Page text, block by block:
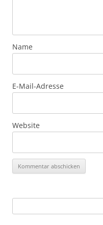
Name
E-Mail-Adresse
Website
nach: